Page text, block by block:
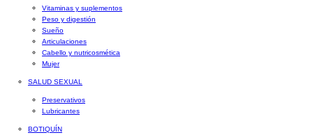
Vitaminas y suplementos
Peso y digestión
Sueño
Articulaciones
Cabello y nutricosmética
Mujer
SALUD SEXUAL
Preservativos
Lubricantes
BOTIQUÍN